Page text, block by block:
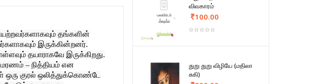
தங்களின்
இருக்கின்றனர்.
தயாராகவே இருக்கிறது.
மரணம் – நித்தியம் என
ஒரு குரல் ஒலித்துக்கொண்டே
விவகாரம்
100.00
துறு துறு விழியே (மதிலா
சுகி)